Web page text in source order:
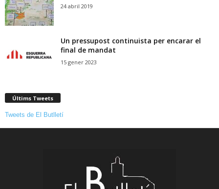
24 abril 2019
Un pressupost continuista per encarar el
final de mandat
15 gener 2023
Últims Tweets
Tweets de El Butlletí